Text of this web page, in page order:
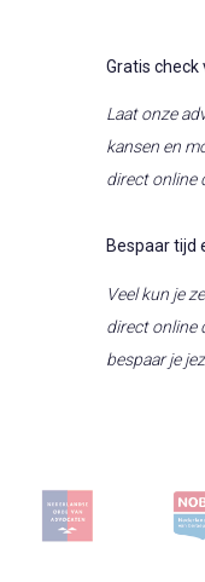
Gratis check
Laat onze
kansen en
direct online
Bespaar tijd
Veel kun je
direct online
bespaar je